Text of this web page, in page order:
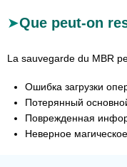
Que peut-on
La sauvegarde du MBR
Ошибка загрузки
Потерянный
Поврежденная
Неверное